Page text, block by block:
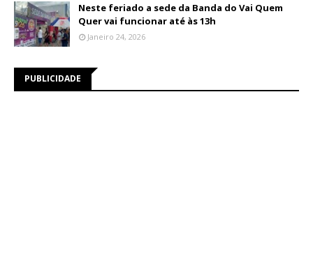
Neste feriado a sede da Banda do Vai Quem
Quer vai funcionar até às 13h
Janeiro 24, 2026
PUBLICIDADE